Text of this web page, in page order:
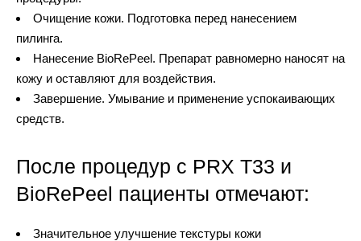
Очищение кожи. Подготовка перед нанесением
пилинга.
Нанесение BioRePeel. Препарат равномерно наносят на
кожу и оставляют для воздействия.
Завершение. Умывание и применение успокаивающих
средств.
После процедур с PRX T33 и
BioRePeel пациенты отмечают:
Значительное улучшение текстуры кожи